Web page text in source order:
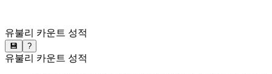
유불리 카운트 성적
💾 ?
유불리 카운트 성적